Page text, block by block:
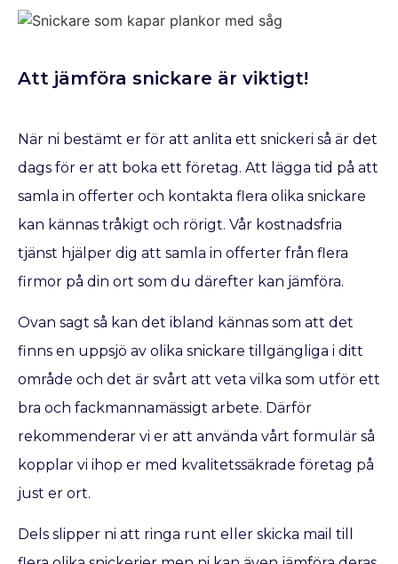
Att jämföra snickare är viktigt!
När ni bestämt er för att anlita ett snickeri så är det
dags för er att boka ett företag. Att lägga tid på att
samla in offerter och kontakta flera olika snickare
kan kännas tråkigt och rörigt. Vår kostnadsfria
tjänst hjälper dig att samla in offerter från flera
firmor på din ort som du därefter kan jämföra.
Ovan sagt så kan det ibland kännas som att det
finns en uppsjö av olika snickare tillgängliga i ditt
område och det är svårt att veta vilka som utför ett
bra och fackmannamässigt arbete. Därför
rekommenderar vi er att använda vårt formulär så
kopplar vi ihop er med kvalitetssäkrade företag på
just er ort.
Dels slipper ni att ringa runt eller skicka mail till